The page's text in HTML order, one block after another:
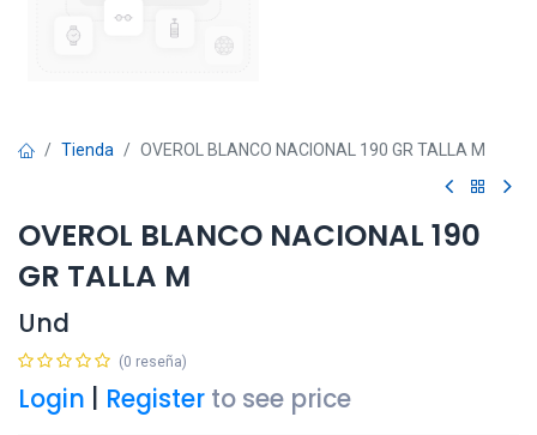
Tienda OVEROL BLANCO NACIONAL 190 GR TALLA M
OVEROL BLANCO NACIONAL 190
GR TALLA M
Und
(0 reseña)
Login Register to see price